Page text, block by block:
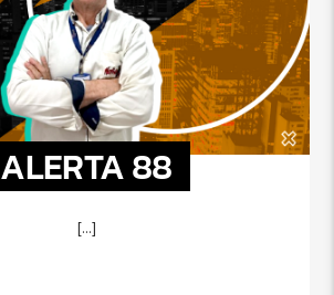
ALERTA 88
[...]